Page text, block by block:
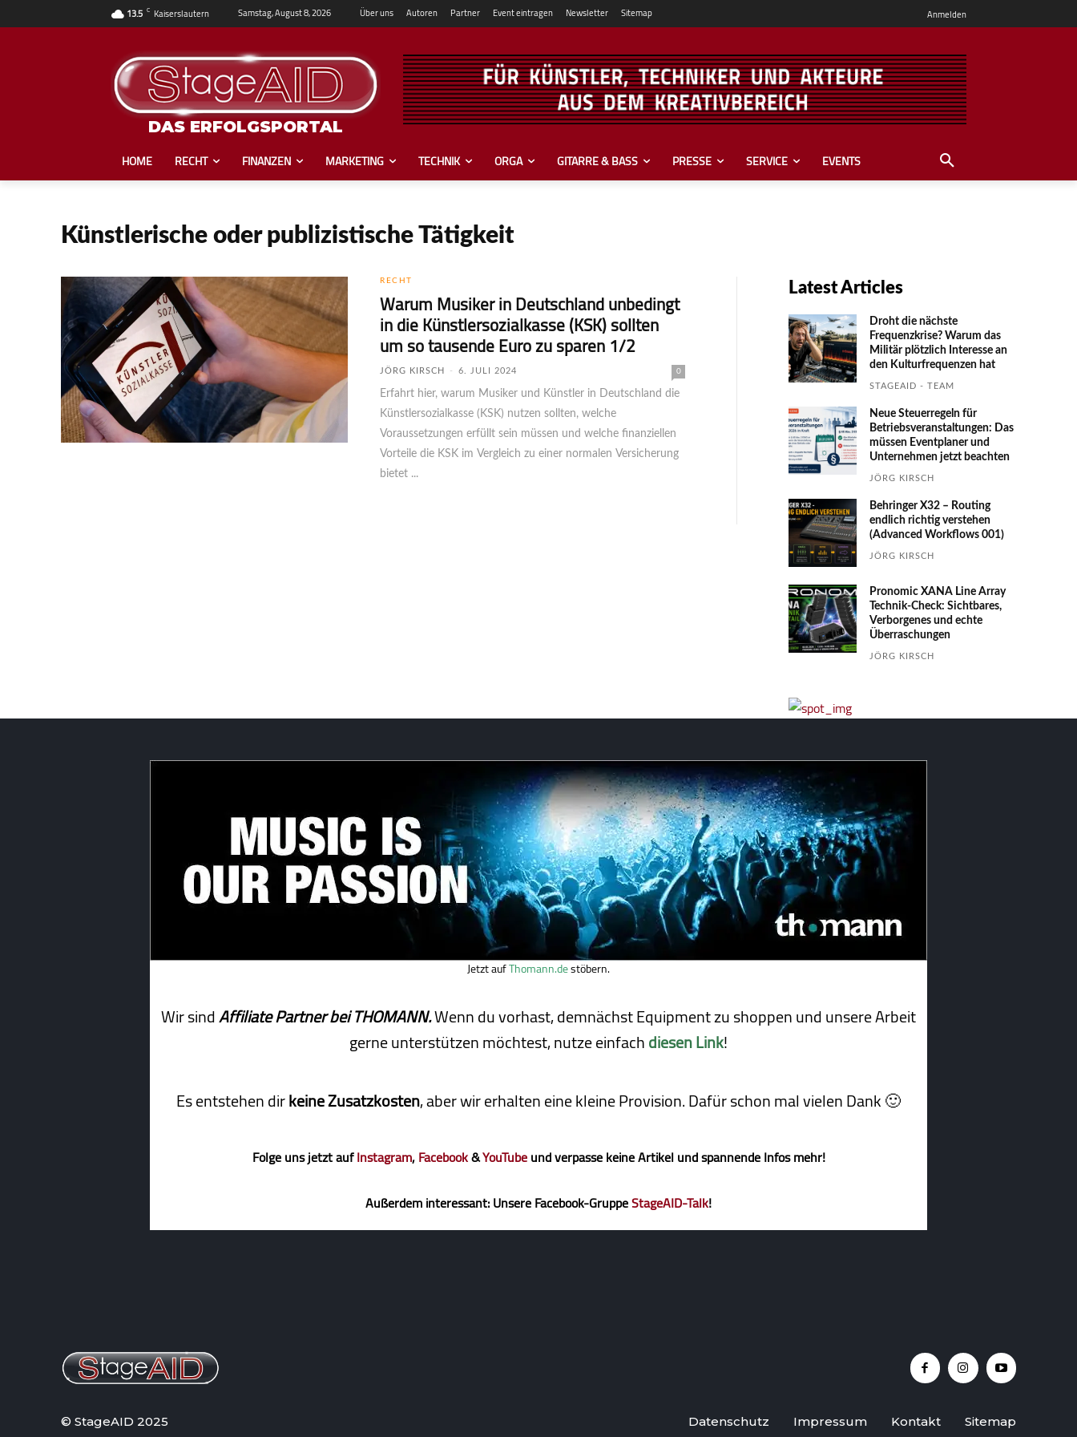
13.5 C Kaiserslautern Samstag, August 8, 2026 Über uns Autoren Partner Event eintragen Newsletter Sitemap Anmelden
DAS ERFOLGSPORTAL
HOME RECHT FINANZEN MARKETING TECHNIK ORGA GITARRE & BASS PRESSE SERVICE EVENTS
Künstlerische oder publizistische Tätigkeit
RECHT
Warum Musiker in Deutschland unbedingt
in die Künstlersozial­kasse (KSK) sollten
um so tausende Euro zu sparen 1/2
JÖRG KIRSCH - 6. JULI 2024 0
Erfahrt hier, warum Musiker und Künstler in Deutschland die
Künstlersozialkasse (KSK) nutzen sollten, welche
Voraussetzungen erfüllt sein müssen und welche finanziellen
Vorteile die KSK im Vergleich zu einer normalen Versicherung
bietet ...
Latest Articles
Droht die nächste
Frequenzkrise? Warum das
Mili­tär plötzlich Inte­resse an
den Kultur­fre­quen­zen hat
STAGEAID - TEAM
Neue Steuerregeln für
Betriebs­ver­an­stal­tungen: Das
müssen Event­planer und
Unter­nehmen jetzt beachten
JÖRG KIRSCH
Behringer X32 – Routing
endlich richtig verstehen
(Advanced Workflows 001)
JÖRG KIRSCH
Pronomic XANA Line Array
Technik-Check: Sichtbares,
Verborgenes und echte
Überraschungen
JÖRG KIRSCH
Jetzt aufThomann.destöbern.
Wir sindAffiliate Partner bei THOMANN.Wenn du vorhast, demnächst Equipment zu shoppen und unsere Arbeit
gerne unterstützen möchtest, nutze einfachdiesen Link!
Es entstehen dirkeine Zusatzkosten, aber wir erhalten eine kleine Pro­vi­sion. Dafür schon mal vielen Dank 🙂
Folge uns jetzt aufInstagram,Facebook&YouTubeund verpasse keine Artikel und spannende Infos mehr!
Außerdem interessant: Unsere Facebook-GruppeStageAID-Talk!
© StageAID 2025 Datenschutz Impressum Kontakt Sitemap